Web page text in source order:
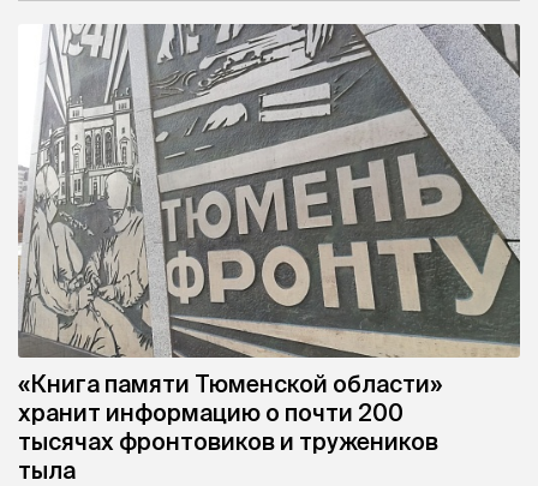
«Книга памяти Тюменской области»
хранит информацию о почти 200
тысячах фронтовиков и тружеников
тыла